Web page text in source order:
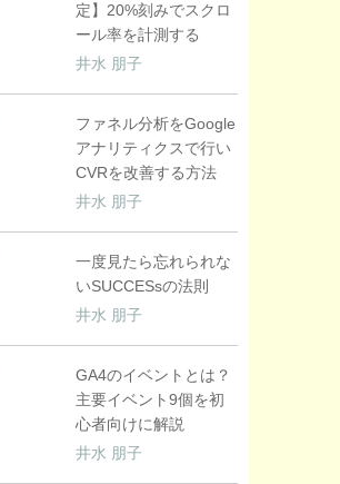
定】20%刻みでスクロ
ール率を計測する
井水 朋子
ファネル分析をGoogle
アナリティクスで行い
CVRを改善する方法
井水 朋子
一度見たら忘れられな
いSUCCESsの法則
井水 朋子
GA4のイベントとは？
主要イベント9個を初
心者向けに解説
井水 朋子